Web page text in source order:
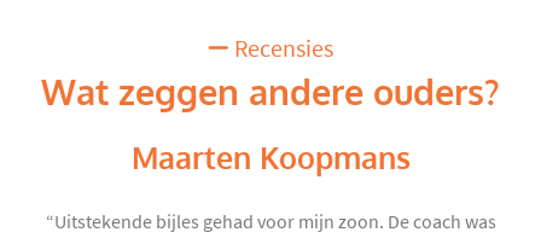
Recensies
Wat zeggen andere ouders?
Maarten Koopmans
“Uitstekende bijles gehad voor mijn zoon. De coach was